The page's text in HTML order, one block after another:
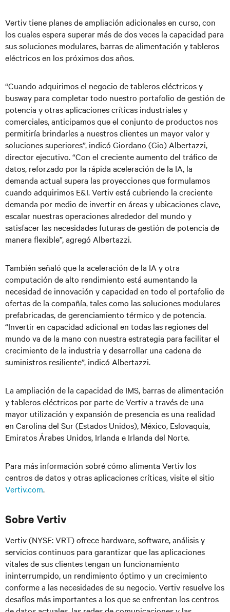
Vertiv tiene planes de ampliación adicionales en curso, con
los cuales espera superar más de dos veces la capacidad para
sus soluciones modulares, barras de alimentación y tableros
eléctricos en los próximos dos años.
“Cuando adquirimos el negocio de tableros eléctricos y
busway para completar todo nuestro portafolio de gestión de
potencia y otras aplicaciones críticas industriales y
comerciales, anticipamos que el conjunto de productos nos
permitiría brindarles a nuestros clientes un mayor valor y
soluciones superiores”, indicó Giordano (Gio) Albertazzi,
director ejecutivo. “Con el creciente aumento del tráfico de
datos, reforzado por la rápida aceleración de la IA, la
demanda actual supera las proyecciones que formulamos
cuando adquirimos E&I. Vertiv está cubriendo la creciente
demanda por medio de invertir en áreas y ubicaciones clave,
escalar nuestras operaciones alrededor del mundo y
satisfacer las necesidades futuras de gestión de potencia de
manera flexible”, agregó Albertazzi.
También señaló que la aceleración de la IA y otra
computación de alto rendimiento está aumentando la
necesidad de innovación y capacidad en todo el portafolio de
ofertas de la compañía, tales como las soluciones modulares
prefabricadas, de gerenciamiento térmico y de potencia.
“Invertir en capacidad adicional en todas las regiones del
mundo va de la mano con nuestra estrategia para facilitar el
crecimiento de la industria y desarrollar una cadena de
suministros resiliente”, indicó Albertazzi.
La ampliación de la capacidad de IMS, barras de alimentación
y tableros eléctricos por parte de Vertiv a través de una
mayor utilización y expansión de presencia es una realidad
en Carolina del Sur (Estados Unidos), México, Eslovaquia,
Emiratos Árabes Unidos, Irlanda e Irlanda del Norte.
Para más información sobré cómo alimenta Vertiv los
centros de datos y otras aplicaciones críticas, visite el sitio
Vertiv.com.
Sobre Vertiv
Vertiv (NYSE: VRT) ofrece hardware, software, análisis y
servicios continuos para garantizar que las aplicaciones
vitales de sus clientes tengan un funcionamiento
ininterrumpido, un rendimiento óptimo y un crecimiento
conforme a las necesidades de su negocio. Vertiv resuelve los
desafíos más importantes a los que se enfrentan los centros